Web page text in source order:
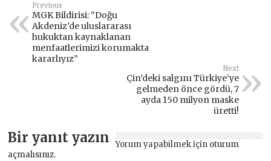
Previous
MGK Bildirisi: “Doğu
Akdeniz’de uluslararası
hukuktan kaynaklanan
menfaatlerimizi korumakta
kararlıyız”
Next
Çin’deki salgını Türkiye’ye
gelmeden önce gördü, 7
ayda 150 milyon maske
üretti!
Bir yanıt yazın Yorum yapabilmek için oturum
açmalısınız.